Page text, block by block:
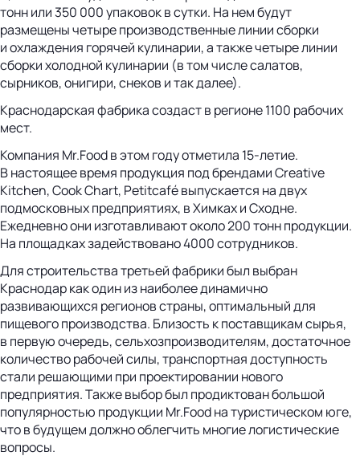
тонн или 350 000 упаковок в сутки. На нем будут
размещены четыре производственные линии сборки
и охлаждения горячей кулинарии, а также четыре линии
сборки холодной кулинарии (в том числе салатов,
сырников, онигири, снеков и так далее).
Краснодарская фабрика создаст в регионе 1100 рабочих
мест.
Компания Mr.Food в этом году отметила 15-летие.
В настоящее время продукция под брендами Creative
Kitchen, Cook Chart, Petitcafé выпускается на двух
подмосковных предприятиях, в Химках и Сходне.
Ежедневно они изготавливают около 200 тонн продукции.
На площадках задействовано 4000 сотрудников.
Для строительства третьей фабрики был выбран
Краснодар как один из наиболее динамично
развивающихся регионов страны, оптимальный для
пищевого производства. Близость к поставщикам сырья,
в первую очередь, сельхозпроизводителям, достаточное
количество рабочей силы, транспортная доступность
стали решающими при проектировании нового
предприятия. Также выбор был продиктован большой
популярностью продукции Mr.Food на туристическом юге,
что в будущем должно облегчить многие логистические
вопросы.